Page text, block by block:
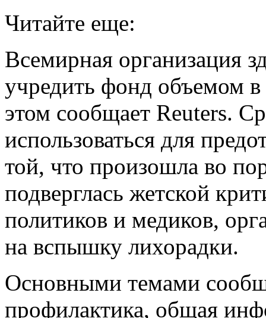
Читайте еще:
Всемирная организация
учредить фонд объемом
этом сообщает Reuters.
использоваться для
той, что произошла во
подверглась жетской
политиков и медиков,
на вспышку лихорадки.
Основными темами
профилактика, общая